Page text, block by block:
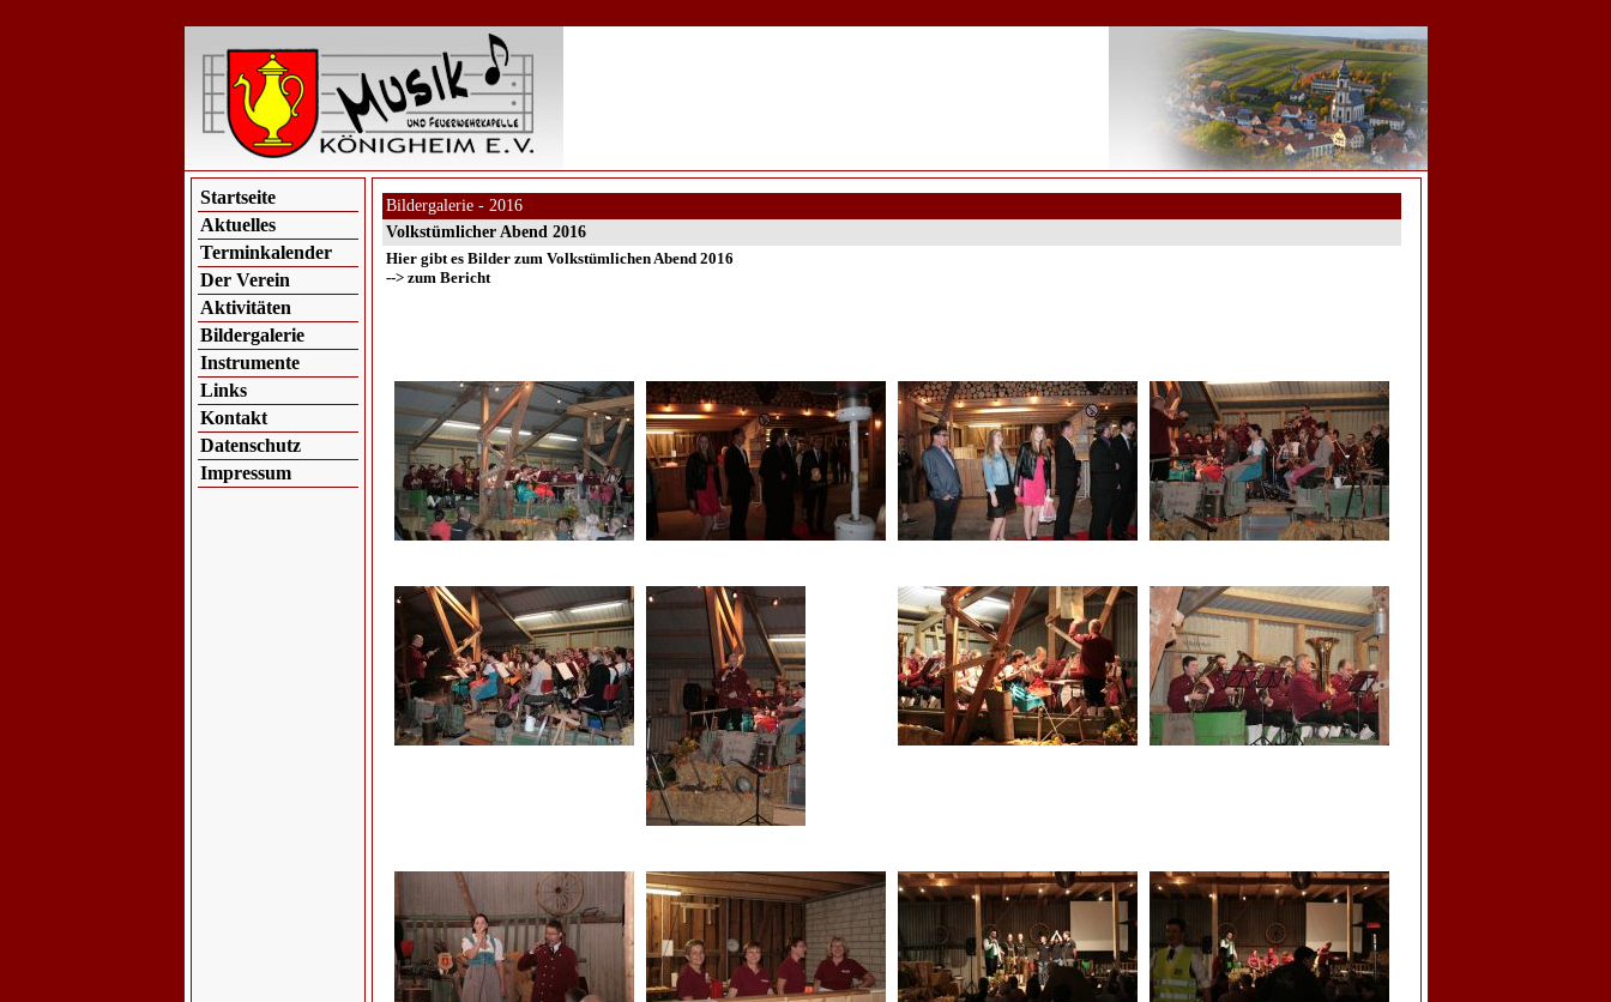
Startseite
Aktuelles
Terminkalender
Der Verein
Aktivitäten
Bildergalerie
Instrumente
Links
Kontakt
Datenschutz
Impressum
Bildergalerie - 2016
Volkstümlicher Abend 2016
Hier gibt es Bilder zum Volkstümlichen Abend 2016
--> zum Bericht